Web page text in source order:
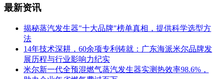
最新资讯
揭秘蒸汽发生器"十大品牌"榜单真相，提供科学选型方
法
14年技术深耕，60余项专利铸就：广东海派米尔品牌发
展历程与行业影响力纪实
米尔新一代全预混燃气蒸汽发生器实测热效率98.6%，